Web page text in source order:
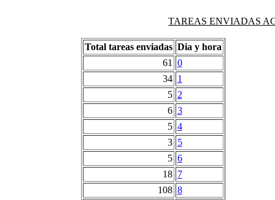
TAREAS ENVIADAS
Total tareas enviadas Dia y hora
61
0
34 1
5 2
6 3
5 4
3 5
5 6
18 7
108 8